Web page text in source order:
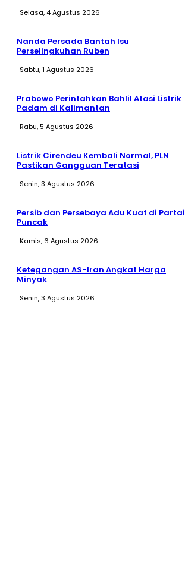
Selasa, 4 Agustus 2026
Nanda Persada Bantah Isu
Perselingkuhan Ruben
Sabtu, 1 Agustus 2026
Prabowo Perintahkan Bahlil Atasi Listrik
Padam di Kalimantan
Rabu, 5 Agustus 2026
Listrik Cirendeu Kembali Normal, PLN
Pastikan Gangguan Teratasi
Senin, 3 Agustus 2026
Persib dan Persebaya Adu Kuat di Partai
Puncak
Kamis, 6 Agustus 2026
Ketegangan AS-Iran Angkat Harga
Minyak
Senin, 3 Agustus 2026